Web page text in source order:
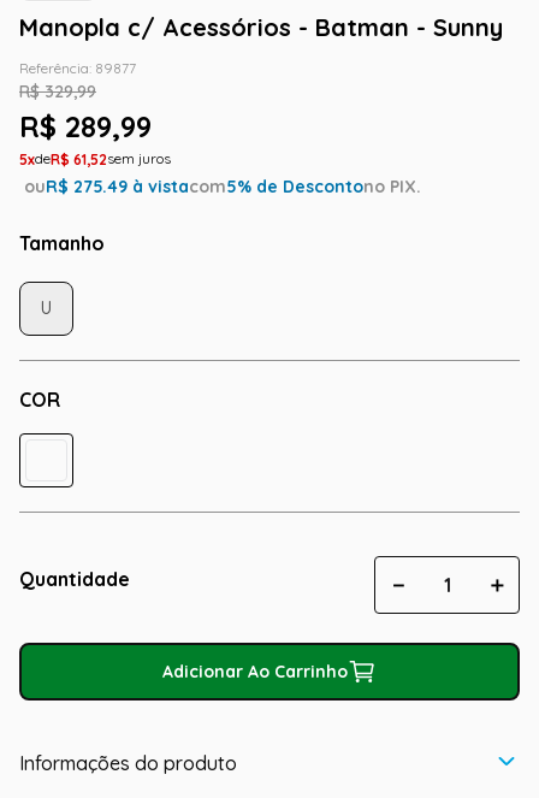
Manopla c/ Acessórios - Batman - Sunny
Referência: 89877
R$ 329,99
R$ 289,99
5 R$ 61,52
ouR$ 275.49 à vistacom5% de Descontono PIX.
Tamanho
COR
U
Quantidade ＋
－
Adicionar Ao Carrinho
Informações do produto